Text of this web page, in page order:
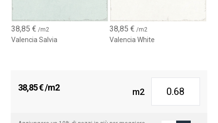
38,85€ /m2
Valencia Salvia
38,85 € /m2
Valencia White
38,85€/m2 m2